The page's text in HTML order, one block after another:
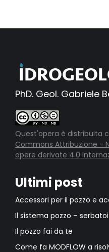
PhD. Geol. Gabriele
Quest'opera è distribuita
Commons Attribuzione -
opere derivate 4.0
Ultimi post
Accessori per il pozzo e
Il sistema pozzo –
Il pozzo fai da te
Come fa MODFLOW a